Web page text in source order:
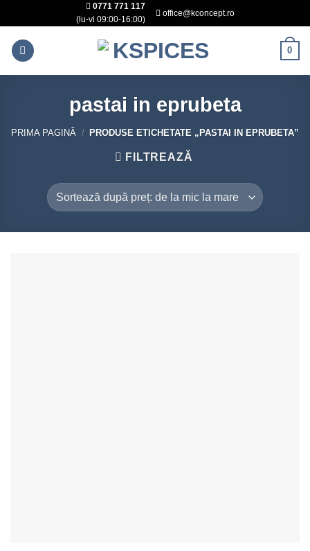
to
content
0771 771 117
(lu-vi 09:00-16:00)
office@kconcept.ro
0
pastai in eprubeta
PRIMA PAGINĂ / PRODUSE ETICHETATE „PASTAI IN EPRUBETA”
FILTREAZĂ